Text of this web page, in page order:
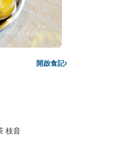
開啟食記›
枝音